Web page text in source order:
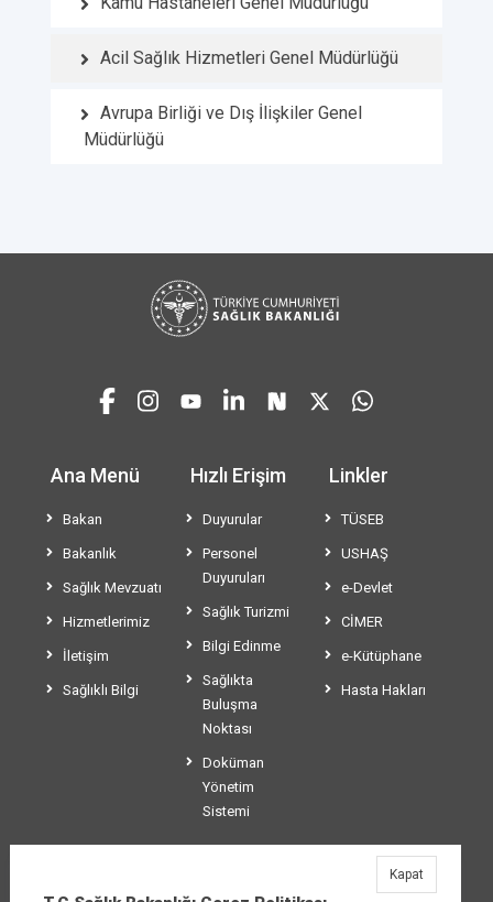
Acil Sağlık Hizmetleri Genel Müdürlüğü
Avrupa Birliği ve Dış İlişkiler Genel
Müdürlüğü
Ana Menü
Bakan
Bakanlık
Sağlık Mevzuatı
Hizmetlerimiz
İletişim
Sağlıklı Bilgi
Hızlı Erişim
Duyurular
Personel
Duyuruları
Sağlık Turizmi
Bilgi Edinme
Sağlıkta
Buluşma
Noktası
Doküman
Yönetim
Sistemi
Linkler
TÜSEB
USHAŞ
e-Devlet
CİMER
e-Kütüphane
Hasta Hakları
Kapat